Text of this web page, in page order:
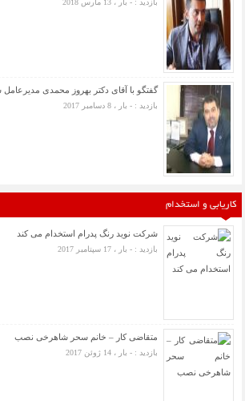
بازدید : - بار ، 13 مارس 2018
گفتگو با آقای دکتر بهروز محمدی مدیرعامل
بازدید : - بار ، 8 دسامبر 2017
کاریابی و استخدام
شرکت نوید رنگ پدرام استخدام می کند
بازدید : - بار ، 17 سپتامبر 2017
متقاضی کار – خانم سحر شاهرخی نصب
بازدید : - بار ، 14 ژوئن 2017